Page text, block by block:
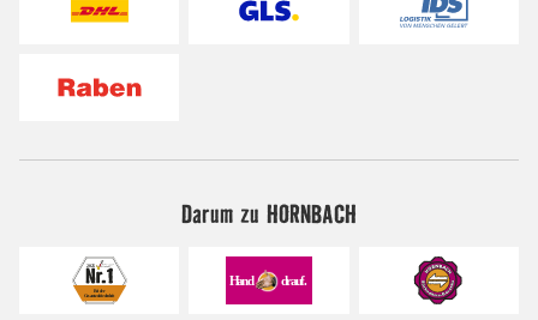
Darum zu HORNBACH